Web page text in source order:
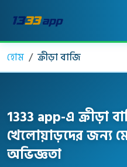
হোম ক্রীড়া বাজি
1333 app-এ ক্রীড়া
খেলোয়াড়দের জন্য
অভিজ্ঞতা